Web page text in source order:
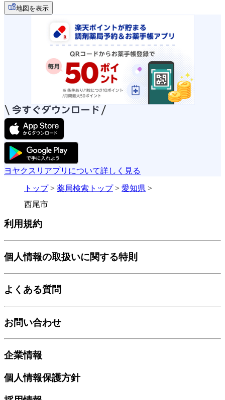
地図を表示
ヨヤクスリアプリについて詳しく見る
トップ> 薬局検索トップ> 愛知県 >
西尾市
利用規約
個人情報の取扱いに関する特則
よくある質問
お問い合わせ
企業情報
個人情報保護方針